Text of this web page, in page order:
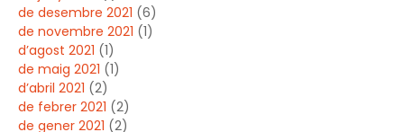
de desembre 2021 (6)
de novembre 2021 (1)
d’agost 2021 (1)
de maig 2021 (1)
d’abril 2021 (2)
de febrer 2021 (2)
de gener 2021 (2)